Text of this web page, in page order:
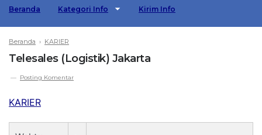
Beranda Kategori Info Kirim Info
Beranda › KARIER
Telesales (Logistik) Jakarta
Posting Komentar
KARIER